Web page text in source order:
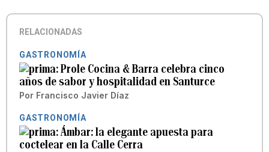
RELACIONADAS
GASTRONOMÍA
Prole Cocina & Barra celebra cinco
años de sabor y hospitalidad en Santurce
Por Francisco Javier Díaz
GASTRONOMÍA
Ámbar: la elegante apuesta para
coctelear en la Calle Cerra